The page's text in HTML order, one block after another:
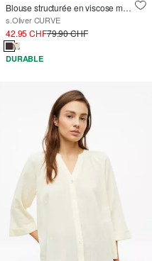
Blouse structurée en viscose mélangée avec un imprimé all-over
s.Oliver CURVE
42.95 CHF79.90 CHF
DURABLE